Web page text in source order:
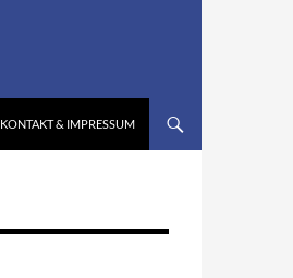
KONTAKT & IMPRESSUM